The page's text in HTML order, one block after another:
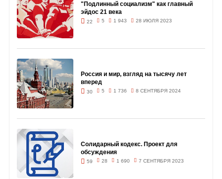
"Подлинный социализм" как главный
эйдос 21 века
22 5 1 943 28 ИЮЛЯ 2023
Россия и мир, взгляд на тысячу лет
вперед
30 5 1 736 8 СЕНТЯБРЯ 2024
Солидарный кодекс. Проект для
обсуждения
59 28 1 690 7 СЕНТЯБРЯ 2023